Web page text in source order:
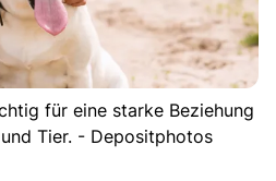
für eine starke Beziehung
Tier. - Depositphotos